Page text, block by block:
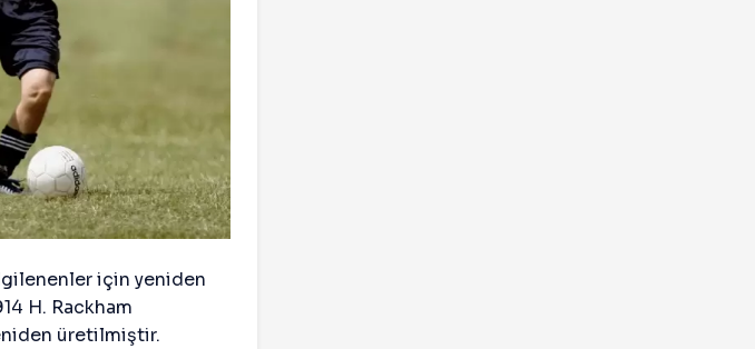
için yeniden
H. Rackham
üretilmiştir.